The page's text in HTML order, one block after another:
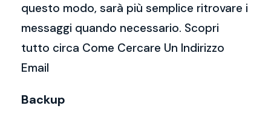
questo modo, sarà più semplice ritrovare i
messaggi quando necessario. Scopri
tutto circa Come Cercare Un Indirizzo
Email
Backup